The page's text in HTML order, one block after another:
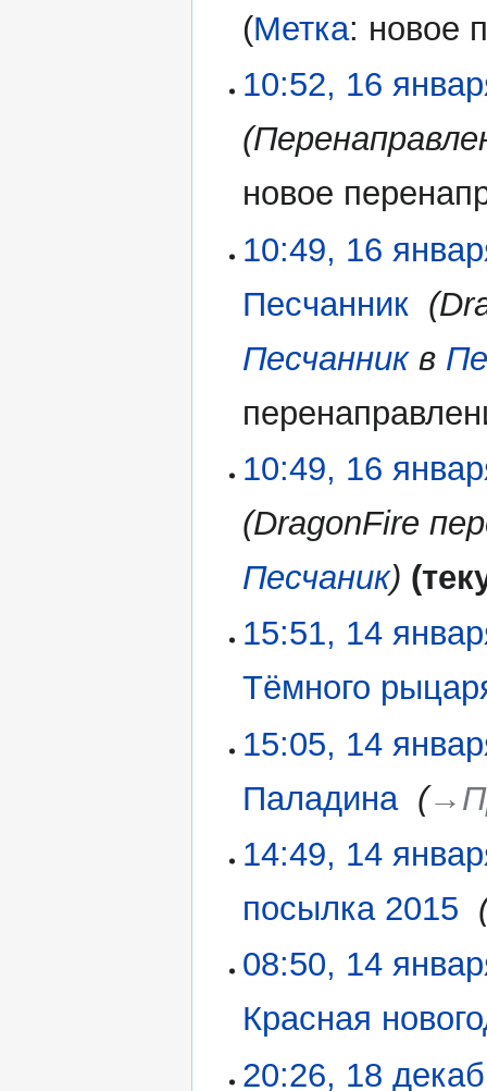
Метка: новое
10:52, 16
новое
10:49, 16
Песчанник
Песчанникв
10:49, 16
DragonFire
Песчаник
января
15:51, 14
Тёмного
15:05, 14
Паладина‎
14:49, 14
посылка 2015
08:50, 14
Красная
е
20:26, 18